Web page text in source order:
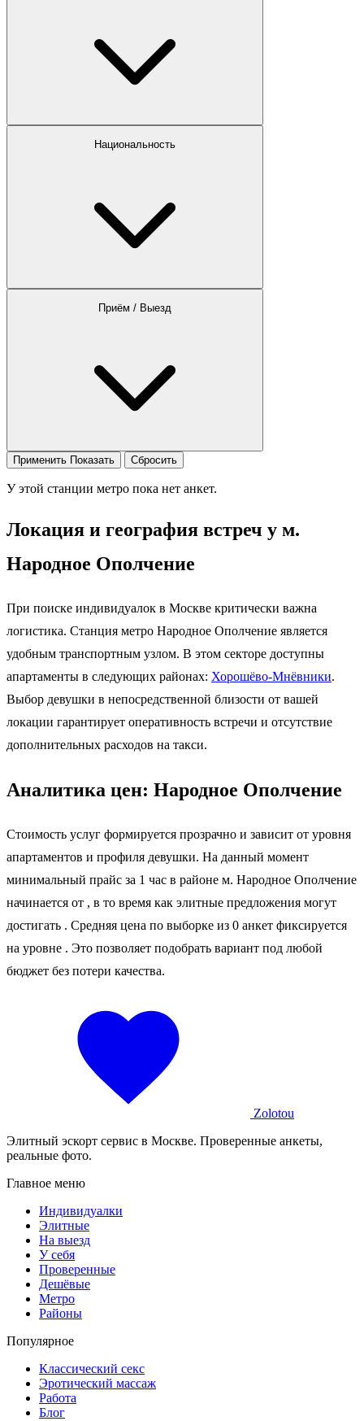
Национальность
Приём / Выезд
Применить Показать Сбросить
У этой станции метро пока нет анкет.
Локация и география встреч у м.
Народное Ополчение
При поиске индивидуалок в Москве критически важна
логистика. Станция метро Народное Ополчение является
удобным транспортным узлом. В этом секторе доступны
апартаменты в следующих районах: Хорошёво-Мнёвники.
Выбор девушки в непосредственной близости от вашей
локации гарантирует оперативность встречи и отсутствие
дополнительных расходов на такси.
Аналитика цен: Народное Ополчение
Стоимость услуг формируется прозрачно и зависит от уровня
апартаментов и профиля девушки. На данный момент
минимальный прайс за 1 час в районе м. Народное Ополчение
начинается от , в то время как элитные предложения могут
достигать . Средняя цена по выборке из 0 анкет фиксируется
на уровне . Это позволяет подобрать вариант под любой
бюджет без потери качества.
Zolotou
Элитный эскорт сервис в Москве. Проверенные анкеты,
реальные фото.
Главное меню
Индивидуалки
Элитные
На выезд
У себя
Проверенные
Дешёвые
Метро
Районы
Популярное
Классический секс
Эротический массаж
Работа
Блог